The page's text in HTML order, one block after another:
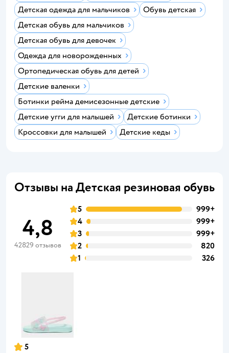
Детская одежда для мальчиков
Обувь детская
Детская обувь для мальчиков
Детская обувь для девочек
Одежда для новорожденных
Ортопедическая обувь для детей
Детские валенки
Ботинки рейма демисезонные детские
Детские угги для малышей
Детские ботинки
Кроссовки для малышей
Детские кеды
Отзывы на Детская резиновая обувь
4,8
42829 отзывов
5
999+
4
999+
3
999+
2
820
1
326
5